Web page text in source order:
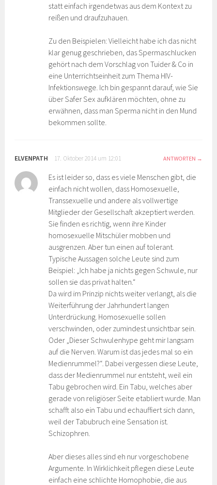
statt einfach irgendetwas aus dem Kontext zu
reißen und draufzuhauen.
Zu den Beispielen: Vielleicht habe ich das nicht
klar genug geschrieben, das Spermaschlucken
gehört nach dem Vorschlag von Tuider & Co in
eine Unterrichtseinheit zum Thema HIV-
Infektionswege. Ich bin gespannt darauf, wie Sie
über Safer Sex aufklären möchten, ohne zu
erwähnen, dass man Sperma nicht in den Mund
bekommen sollte.
ELVENPATH 17. Oktober 2014 um 12:01 ANTWORTEN
Es ist leider so, dass es viele Menschen gibt, die
einfach nicht wollen, dass Homosexuelle,
Transsexuelle und andere als vollwertige
Mitglieder der Gesellschaft akzeptiert werden.
Sie finden es richtig, wenn ihre Kinder
homosexuelle Mitschüler mobben und
ausgrenzen. Aber tun einen auf tolerant.
Typische Aussagen solche Leute sind zum
Beispiel: „Ich habe ja nichts gegen Schwule, nur
sollen sie das privat halten.“
Da wird im Prinzip nichts weiter verlangt, als die
Weiterführung der Jahrhundert langen
Unterdrückung. Homosexuelle sollen
verschwinden, oder zumindest unsichtbar sein.
Oder „Dieser Schwulenhype geht mir langsam
auf die Nerven. Warum ist das jedes mal so ein
Medienrummel?“. Dabei vergessen diese Leute,
dass der Medienrummel nur entsteht, weil ein
Tabu gebrochen wird. Ein Tabu, welches aber
gerade von religiöser Seite etabliert wurde. Man
schafft also ein Tabu und echauffiert sich dann,
weil der Tabubruch eine Sensation ist.
Schizophren.
Aber dieses alles sind eh nur vorgeschobene
Argumente. In Wirklichkeit pflegen diese Leute
einfach eine schlichte Homophobie, die aus